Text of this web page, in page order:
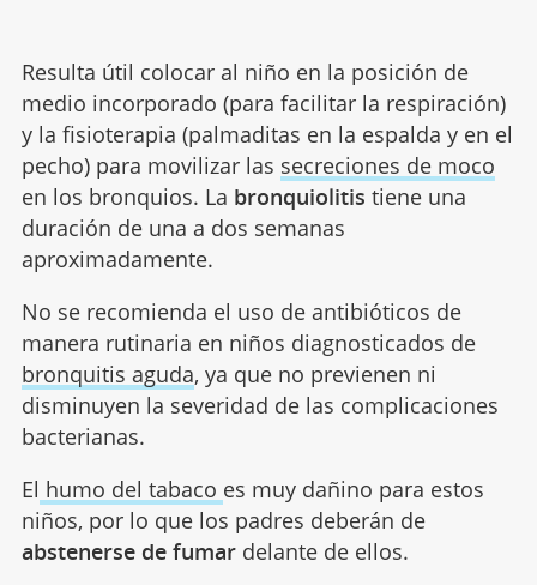
Resulta útil colocar al niño en la posición de
medio incorporado (para facilitar la respiración)
y la fisioterapia (palmaditas en la espalda y en el
pecho) para movilizar las secreciones de moco
en los bronquios. La bronquiolitis tiene una
duración de una a dos semanas
aproximadamente.
No se recomienda el uso de antibióticos de
manera rutinaria en niños diagnosticados de
bronquitis aguda, ya que no previenen ni
disminuyen la severidad de las complicaciones
bacterianas.
El humo del tabaco es muy dañino para estos
niños, por lo que los padres deberán de
abstenerse de fumardelante de ellos.